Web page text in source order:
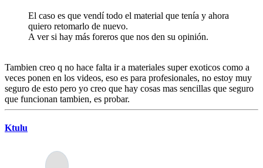
El caso es que vendí todo el material que tenía y ahora
quiero retomarlo de nuevo.
A ver si hay más foreros que nos den su opinión.
Tambien creo q no hace falta ir a materiales super exoticos como a
veces ponen en los videos, eso es para profesionales, no estoy muy
seguro de esto pero yo creo que hay cosas mas sencillas que seguro
que funcionan tambien, es probar.
Ktulu